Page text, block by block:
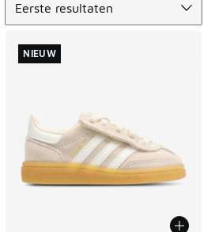
Eerste resultaten
NIEUW